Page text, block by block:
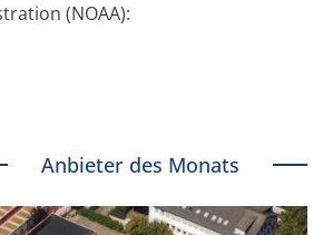
(NOAA):
Anbieter des Monats